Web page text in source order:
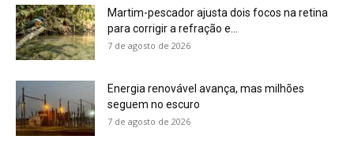
7 de agosto de 2026